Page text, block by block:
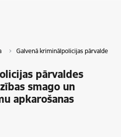
Galvenā kriminālpolicijas pārvalde
pārvaldes
smago un
apkarošanas